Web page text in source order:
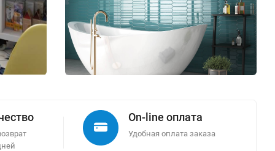
Узнать подробнее
On-line оплата
Удобная оплата заказа